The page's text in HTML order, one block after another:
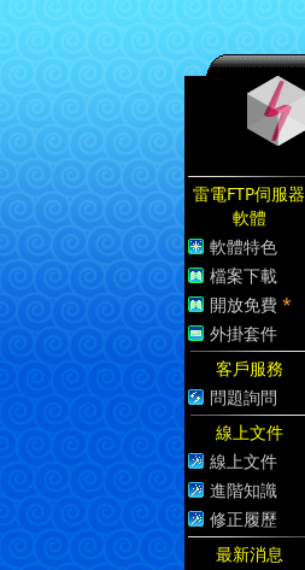
雷電FTP伺服器
軟體
軟體特色
檔案下載
開放免費 *
外掛套件
客戶服務
問題詢問
線上文件
線上文件
進階知識
修正履歷
最新消息